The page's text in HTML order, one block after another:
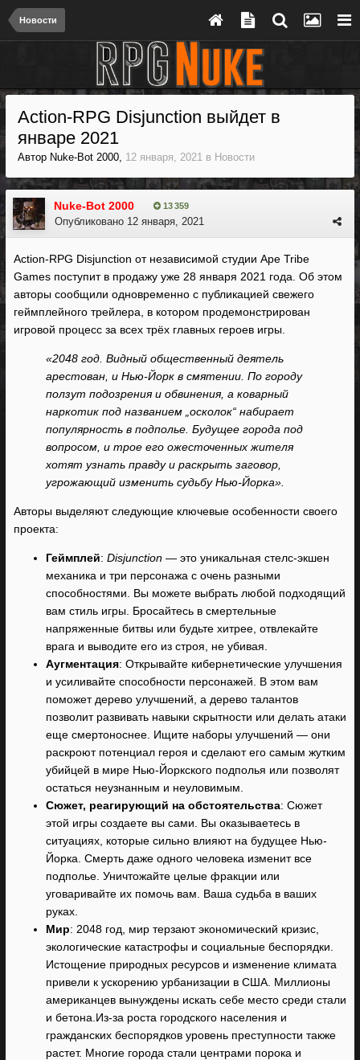
Новости
Action-RPG Disjunction выйдет в
январе 2021
Автор Nuke-Bot 2000, 12 января, 2021 в Новости
Nuke-Bot 2000 13 359
Опубликовано 12 января, 2021
Action-RPG Disjunction от независимой студии Ape Tribe
Games поступит в продажу уже 28 января 2021 года. Об этом
авторы сообщили одновременно с публикацией свежего
геймплейного трейлера, в котором продемонстрирован
игровой процесс за всех трёх главных героев игры.
«2048 год. Видный общественный деятель
арестован, и Нью-Йорк в смятении. По городу
ползут подозрения и обвинения, а коварный
наркотик под названием „осколок“ набирает
популярность в подполье. Будущее города под
вопросом, и трое его ожесточенных жителя
хотят узнать правду и раскрыть заговор,
угрожающий изменить судьбу Нью-Йорка».
Авторы выделяют следующие ключевые особенности своего
проекта:
Геймплей: Disjunction — это уникальная стелс-экшен
механика и три персонажа с очень разными
способностями. Вы можете выбрать любой подходящий
вам стиль игры. Бросайтесь в смертельные
напряженные битвы или будьте хитрее, отвлекайте
врага и выводите его из строя, не убивая.
Аугментация: Открывайте кибернетические улучшения
и усиливайте способности персонажей. В этом вам
поможет дерево улучшений, а дерево талантов
позволит развивать навыки скрытности или делать атаки
еще смертоноснее. Ищите наборы улучшений — они
раскроют потенциал героя и сделают его самым жутким
убийцей в мире Нью-Йоркского подполья или позволят
остаться неузнанным и неуловимым.
Сюжет, реагирующий на обстоятельства: Сюжет
этой игры создаете вы сами. Вы оказываетесь в
ситуациях, которые сильно влияют на будущее Нью-
Йорка. Смерть даже одного человека изменит все
подполье. Уничтожайте целые фракции или
уговаривайте их помочь вам. Ваша судьба в ваших
руках.
Мир: 2048 год, мир терзают экономический кризис,
экологические катастрофы и социальные беспорядки.
Истощение природных ресурсов и изменение климата
привели к ускорению урбанизации в США. Миллионы
американцев вынуждены искать себе место среди стали
и бетона.Из-за роста городского населения и
гражданских беспорядков уровень преступности также
растет. Многие города стали центрами порока и